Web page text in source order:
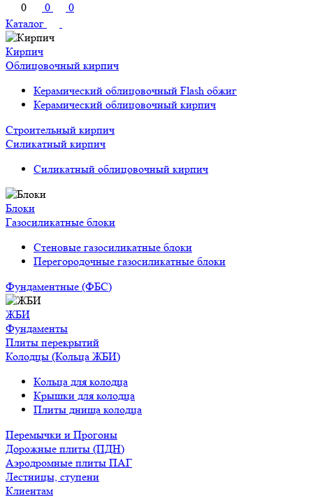
0 0
0
Каталог
Кирпич
Облицовочный кирпич
Керамический облицовочный Flash обжиг
Керамический облицовочный кирпич
Строительный кирпич
Силикатный кирпич
Силикатный облицовочный кирпич
Блоки
Газосиликатные блоки
Стеновые газосиликатные блоки
Перегородочные газосиликатные блоки
Фундаментные (ФБС)
ЖБИ
Фундаменты
Плиты перекрытий
Колодцы (Кольца ЖБИ)
Кольца для колодца
Крышки для колодца
Плиты днища колодца
Перемычки и Прогоны
Дорожные плиты (ПДН)
Аэродромные плиты ПАГ
Лестницы, ступени
Клиентам